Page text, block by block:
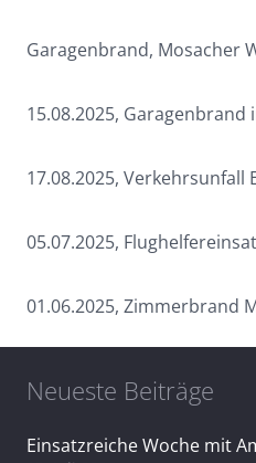
Garagenbrand, Mosacher
15.08.2025, Garagenbrand
17.08.2025, Verkehrsunfall
05.07.2025,
01.06.2025, Zimmerbrand
Neueste Beiträge
Einsatzreiche Woche mit